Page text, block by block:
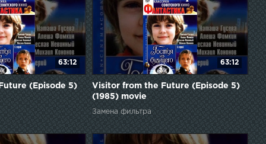
63:12
(Episode 5)
63:12
Visitor from the Future (Episode 5)
(1985) movie
Замена фильтра